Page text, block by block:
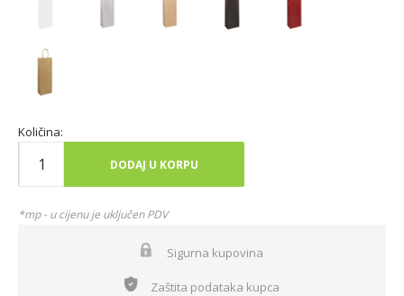
Količina:
DODAJ U KORPU
*mp - u cijenu je uključen PDV
Sigurna kupovina
Zaštita podataka kupca